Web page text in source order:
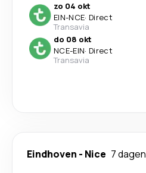
zo 04 okt
EIN-NCE· Direct
Transavia
do 08 okt
NCE-EIN· Direct
Transavia
Eindhoven - Nice 7 dagen